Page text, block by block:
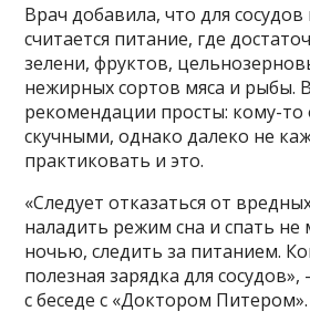
Врач добавила, что для
считается питание, где
зелени, фруктов,
нежирных сортов мяса и рыбы.
рекомендации просты: кому-то
скучными, однако далеко не
практиковать и это.
«Следует отказаться от
наладить режим сна и спать не
ночью, следить за питанием.
полезная зарядка для
с беседе с «Доктором Питером».